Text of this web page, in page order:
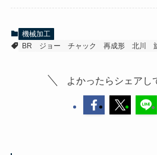
機械加工
BR
ジョー チャック 再成形 北川
よかったらシェアし